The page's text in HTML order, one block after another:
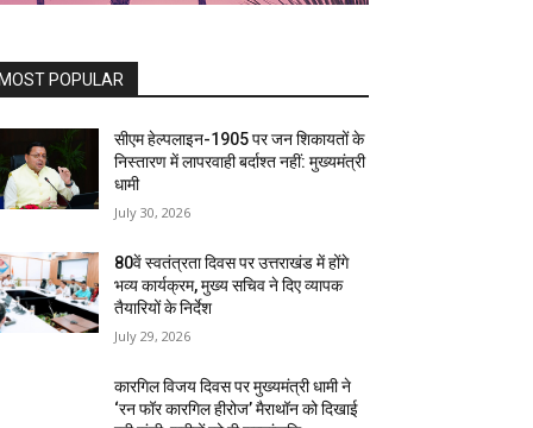
MOST POPULAR
सीएम हेल्पलाइन-1905 पर जन शिकायतों के
निस्तारण में लापरवाही बर्दाश्त नहीं: मुख्यमंत्री
धामी
July 30, 2026
80वें स्वतंत्रता दिवस पर उत्तराखंड में होंगे
भव्य कार्यक्रम, मुख्य सचिव ने दिए व्यापक
तैयारियों के निर्देश
July 29, 2026
कारगिल विजय दिवस पर मुख्यमंत्री धामी ने
‘रन फॉर कारगिल हीरोज’ मैराथॉन को दिखाई